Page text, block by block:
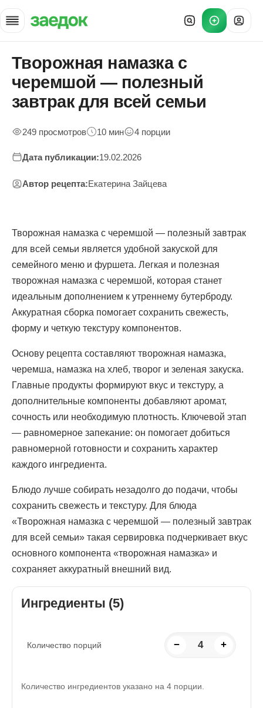
Главная
»
Рецепты
Творожная намазка с черемшой — полезный завтрак для всей
Творожная намазка с
черемшой — полезный
завтрак для всей семьи
249 просмотров 10 мин 4 порции
Дата публикации:19.02.2026
Автор рецепта:Екатерина Зайцева
Творожная намазка с черемшой — полезный завтрак
для всей семьи является удобной закуской для
семейного меню и фуршета. Легкая и полезная
творожная намазка с черемшой, которая станет
идеальным дополнением к утреннему бутерброду.
Аккуратная сборка помогает сохранить свежесть,
форму и четкую текстуру компонентов.
Основу рецепта составляют творожная намазка,
черемша, намазка на хлеб, творог и зеленая закуска.
Главные продукты формируют вкус и текстуру, а
дополнительные компоненты добавляют аромат,
сочность или необходимую плотность. Ключевой этап
— равномерное запекание: он помогает добиться
равномерной готовности и сохранить характер
каждого ингредиента.
Блюдо лучше собирать незадолго до подачи, чтобы
сохранить свежесть и текстуру. Для блюда
«Творожная намазка с черемшой — полезный завтрак
для всей семьи» такая сервировка подчеркивает вкус
основного компонента «творожная намазка» и
сохраняет аккуратный внешний вид.
Ингредиенты (5)
Количество порций − 4 +
Количество ингредиентов указано на 4 порции.